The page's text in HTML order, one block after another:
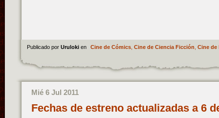
Publicado por Uruloki en Cine de Cómics, Cine de Ciencia Ficción Cine de
Mié 6 Jul 2011
Fechas de estreno actualizadas a 6